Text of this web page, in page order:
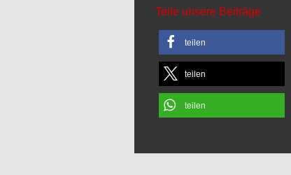
Teile unsere Beiträge
teilen
teilen
teilen